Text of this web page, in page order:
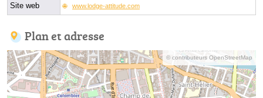
Site web www.lodge-attitude.com
Plan et adresse
© contributeurs OpenStreetMap